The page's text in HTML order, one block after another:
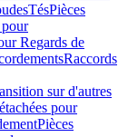
TésPièces
pour
Regards de
Raccords
sur d'autres
pour
Pièces